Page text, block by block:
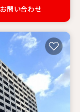
お問い合わせ